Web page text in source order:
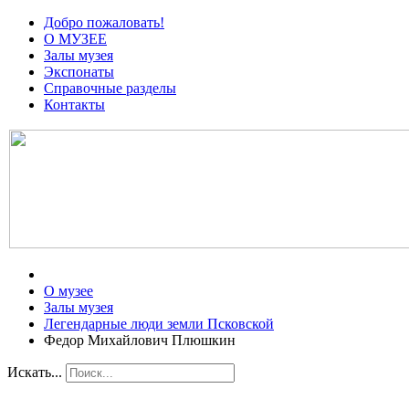
Добро пожаловать!
О МУЗЕЕ
Залы музея
Экспонаты
Справочные разделы
Контакты
О музее
Залы музея
Легендарные люди земли Псковской
Федор Михайлович Плюшкин
Искать...